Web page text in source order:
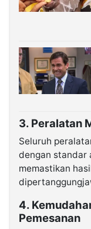
3. Peralatan
Seluruh
dengan standar
memastikan
4.
Pemesanan